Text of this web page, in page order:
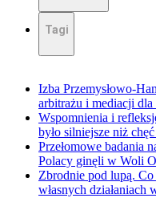
Tagi
Izba Przemysłowo-
arbitrażu i mediacji dla
Wspomnienia i
było silniejsze niż
Przełomowe badania
Polacy ginęli w Woli
Zbrodnie pod lupą.
własnych działaniach